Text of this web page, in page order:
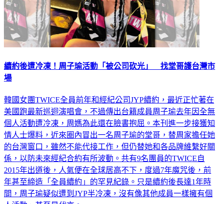
續約後遭冷凍！周子瑜活動「被公司砍光」 找堂哥護台灣市
場
韓國女團TWICE全員前年和經紀公司JYP續約，最近正忙著在
美國跑最新巡迴演唱會，不過傳出台籍成員周子瑜去年因全無
個人活動遭冷凍，周媽為此還在臉書抱屈。本刊進一步接獲知
情人士爆料，近來圈內冒出一名周子瑜的堂哥，替周家擔任她
的台灣窗口，雖然不能代接工作，但仍替她和各品牌維繫好關
係，以防未來經紀合約有所波動。共有9名團員的TWICE自
2015年出道後，人氣便在全球居高不下，度過7年魔咒後，前
年甚至締造「全員續約」的罕見紀錄。只是續約後長達1年時
間，周子瑜疑似遭到JYP半冷凍，沒有像其他成員一樣擁有個